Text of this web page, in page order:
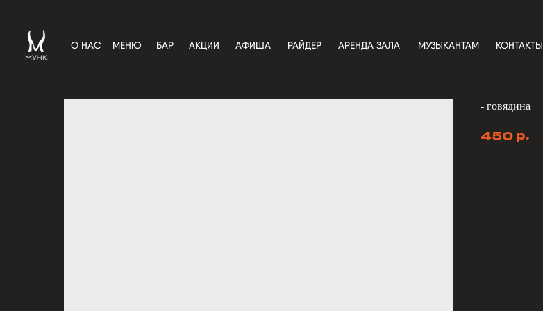
О НАС МЕНЮ БАР АФИША РАЙДЕР АРЕНДА ЗАЛА МУЗЫКАНТАМ
АКЦИИ КОНТАКТЫ
- говядина
450 р.